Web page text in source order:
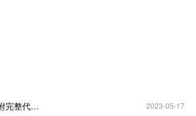
什么是回溯算法？详述回溯算法的原理？用C语言实现回溯算法。内附完整代码。 2023-05-17